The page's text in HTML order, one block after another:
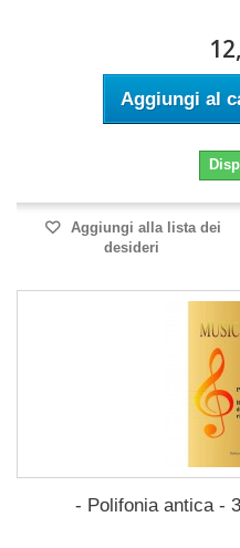
Aggiungi al
Aggiungi alla lista dei
desideri
- Polifonia antica -